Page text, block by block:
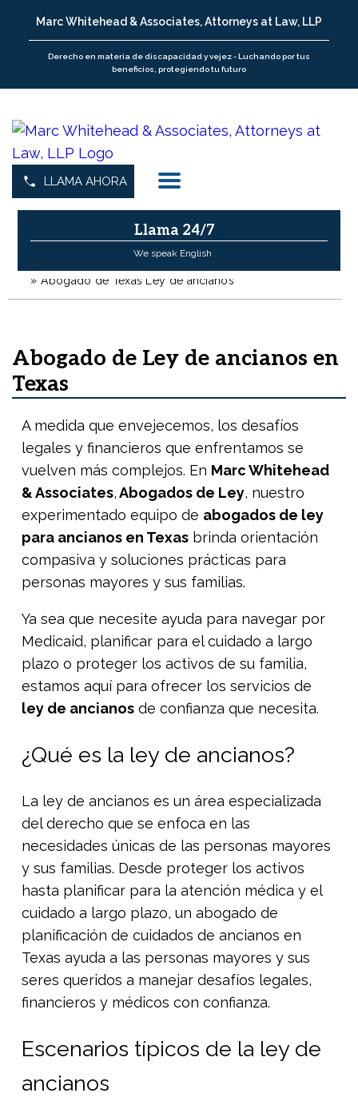
Marc Whitehead & Associates, Attorneys at Law, LLP
Derecho en materia de discapacidad y vejez - Luchando por tus
beneficios, protegiendo tu futuro
LLAMA AHORA
Llama 24/7
We speak English
o
» Abogado de Texas Ley de ancianos
Abogado de Ley de ancianos en
Texas
A medida que envejecemos, los desafíos
legales y financieros que enfrentamos se
vuelven más complejos. En Marc Whitehead
& Associates,Abogados de Ley, nuestro
experimentado equipo de abogados de ley
para ancianos en Texas brinda orientación
compasiva y soluciones prácticas para
personas mayores y sus familias.
Ya sea que necesite ayuda para navegar por
Medicaid, planificar para el cuidado a largo
plazo o proteger los activos de su familia,
estamos aquí para ofrecer los servicios de
ley de ancianos de confianza que necesita.
¿Qué es la ley de ancianos?
La ley de ancianos es un área especializada
del derecho que se enfoca en las
necesidades únicas de las personas mayores
y sus familias. Desde proteger los activos
hasta planificar para la atención médica y el
cuidado a largo plazo, un abogado de
planificación de cuidados de ancianos en
Texas ayuda a las personas mayores y sus
seres queridos a manejar desafíos legales,
financieros y médicos con confianza.
Escenarios típicos de la ley de
ancianos